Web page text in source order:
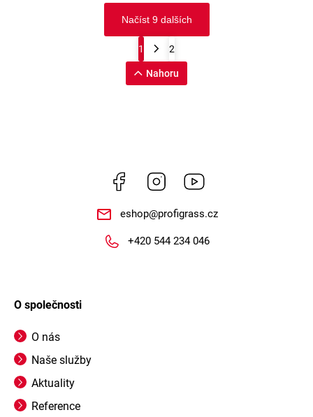
Načíst 9 dalších
1 2
Nahoru
Facebook Instagram
eshop@profigrass.cz
+420 544 234 046
O společnosti
O nás
Naše služby
Aktuality
Reference